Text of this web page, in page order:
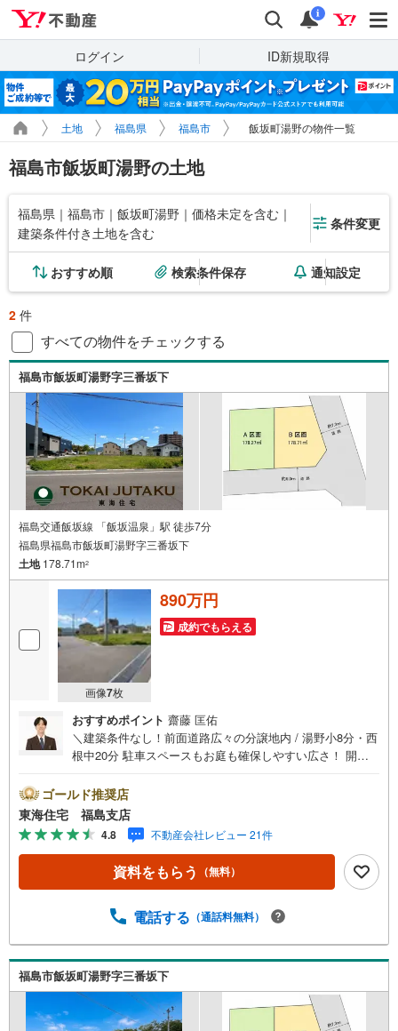
検索 通知
i
ログイン ID新規取得
土地 福島県 福島市 飯坂町湯野の物件一覧
福島市飯坂町湯野の土地
福島県｜福島市｜飯坂町湯野｜価格未定を含む｜
建築条件付き土地を含む
条件変更
おすすめ順 検索条件保存 通知設定
2 件
すべての物件をチェックする
福島市飯坂町湯野字三番坂下
福島交通飯坂線 「飯坂温泉」駅 徒歩7分
福島県福島市飯坂町湯野字三番坂下
土地178.71m2
画像7枚
890万円
成約でもらえる
おすすめポイント 齋藤 匡佑
＼建築条件なし！前面道路広々の分譲地内 / 湯野小8分・西
根中20分 駐車スペースもお庭も確保しやすい広さ！ 開放
良好！ 福島で30年の地域密着不動産会社です！福島県出身
スタッフが中心で、地元を熟知した暮らし目線のご提案が
強み。Google口コミでも 4.7の高評価をいただいていま
す！実際のお客様の声も、ぜひ参考になさってください。
＼住宅ローンのご相談は無料です！/「通るかな…？」と不
安な段階でも大丈夫です。自己資金が少ない方のご相談実
シミュレーションも無料で、将来のことを一緒にゆっくり
ズスペースをご用意しております。おむつ替えやミルクの
お湯なども対応可能です。泣いてしまっても大丈夫ですの
で、安心してご来店くださいね。ご相談だけでも大歓迎で
す！迷っている今だからこそ、ぜひ一度お話ししてみませ
んか？
ゴールド推奨店
東海住宅 福島支店
4.8 不動産会社レビュー 21件
資料をもらう （無料）
電話する （通話料無料）
福島市飯坂町湯野字三番坂下